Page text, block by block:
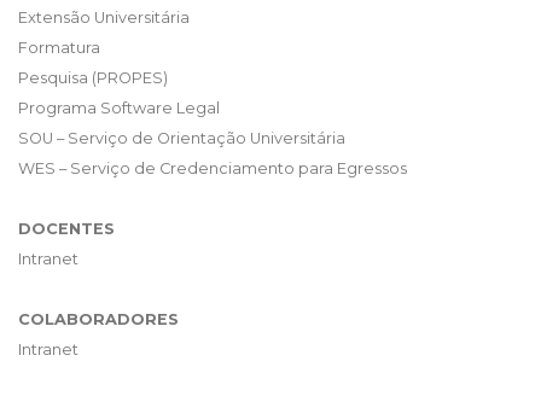
Extensão Universitária
Formatura
Pesquisa (PROPES)
Programa Software Legal
SOU – Serviço de Orientação Universitária
WES – Serviço de Credenciamento para Egressos
DOCENTES
Intranet
COLABORADORES
Intranet